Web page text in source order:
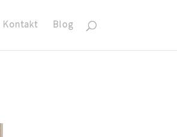
Kontakt Blog